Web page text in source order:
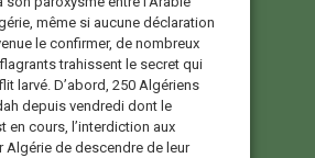
même si aucune déclaration
le confirmer, de nombreux
trahissent le secret qui
larvé. D’abord, 250 Algériens
depuis vendredi dont le
en cours, l’interdiction aux
Algérie de descendre de leur